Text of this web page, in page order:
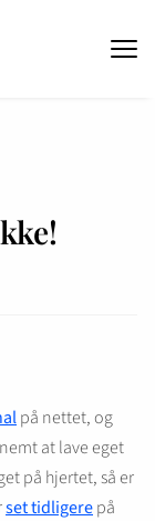
på nettet, og
at lave eget
på hjertet, så er
set tidligerepå